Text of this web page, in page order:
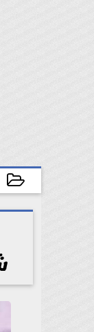
2026-06-30 14:05:37